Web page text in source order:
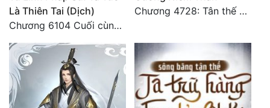
Xuyên Không
Xuyên Nhanh
Xuyên Sách
Xuyên Thư
Là Thiên Tai (Dịch)
Chương 6104 Cuối cùng (HẾT)
Chương 4728: Tân thế giới (đại kết cục) (10)